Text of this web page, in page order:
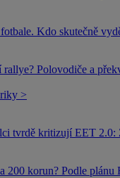
Kdo skutečně
Polovodiče a
>
tvrdě kritizují EET 2.0:
200 korun? Podle